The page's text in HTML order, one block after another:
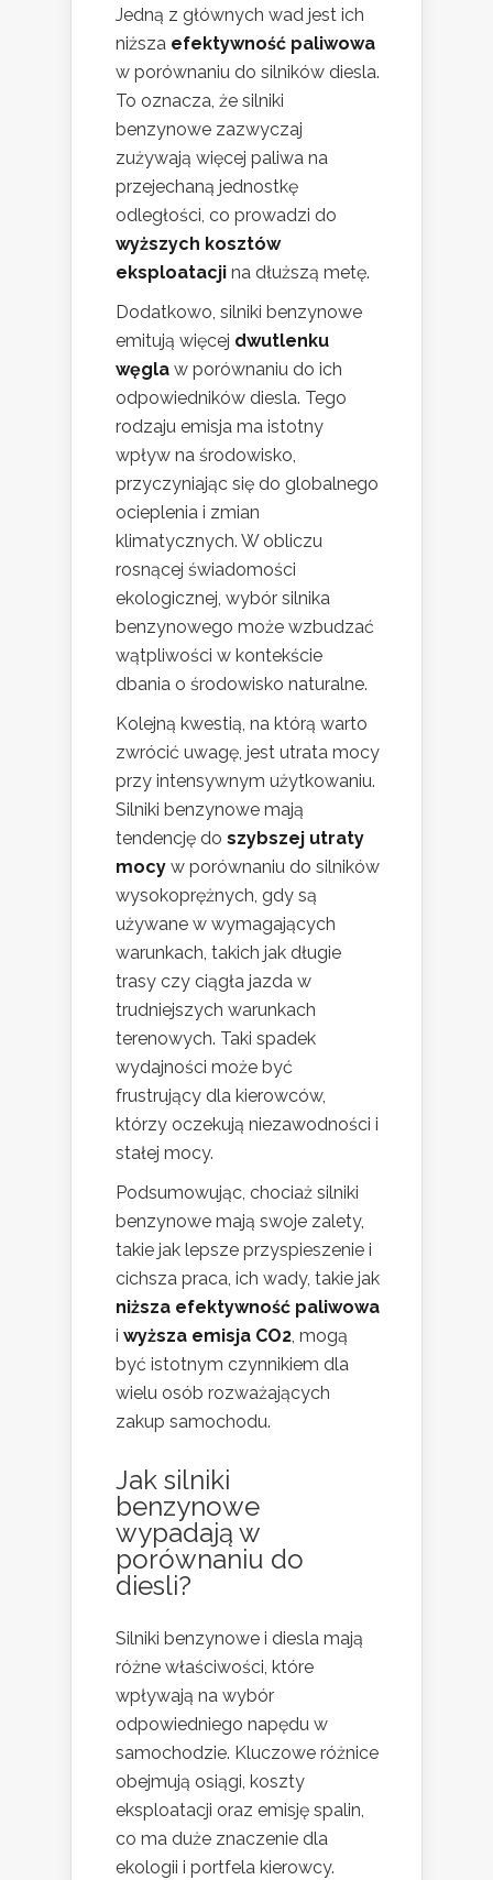
Jedną z głównych wad jest ich
niższa efektywność paliwowa
w porównaniu do silników diesla.
To oznacza, że silniki
benzynowe zazwyczaj
zużywają więcej paliwa na
przejechaną jednostkę
odległości, co prowadzi do
wyższych kosztów
eksploatacji na dłuższą metę.
Dodatkowo, silniki benzynowe
emitują więcej dwutlenku
węgla w porównaniu do ich
odpowiedników diesla. Tego
rodzaju emisja ma istotny
wpływ na środowisko,
przyczyniając się do globalnego
ocieplenia i zmian
klimatycznych. W obliczu
rosnącej świadomości
ekologicznej, wybór silnika
benzynowego może wzbudzać
wątpliwości w kontekście
dbania o środowisko naturalne.
Kolejną kwestią, na którą warto
zwrócić uwagę, jest utrata mocy
przy intensywnym użytkowaniu.
Silniki benzynowe mają
tendencję do szybszej utraty
mocy w porównaniu do silników
wysokoprężnych, gdy są
używane w wymagających
warunkach, takich jak długie
trasy czy ciągła jazda w
trudniejszych warunkach
terenowych. Taki spadek
wydajności może być
frustrujący dla kierowców,
którzy oczekują niezawodności i
stałej mocy.
Podsumowując, chociaż silniki
benzynowe mają swoje zalety,
takie jak lepsze przyspieszenie i
cichsza praca, ich wady, takie jak
niższa efektywność paliwowa
i wyższa emisja CO2 , mogą
być istotnym czynnikiem dla
wielu osób rozważających
zakup samochodu.
Jak silniki
benzynowe
wypadają w
porównaniu do
diesli?
Silniki benzynowe i diesla mają
różne właściwości, które
wpływają na wybór
odpowiedniego napędu w
samochodzie. Kluczowe różnice
obejmują osiągi, koszty
eksploatacji oraz emisję spalin,
co ma duże znaczenie dla
ekologii i portfela kierowcy.